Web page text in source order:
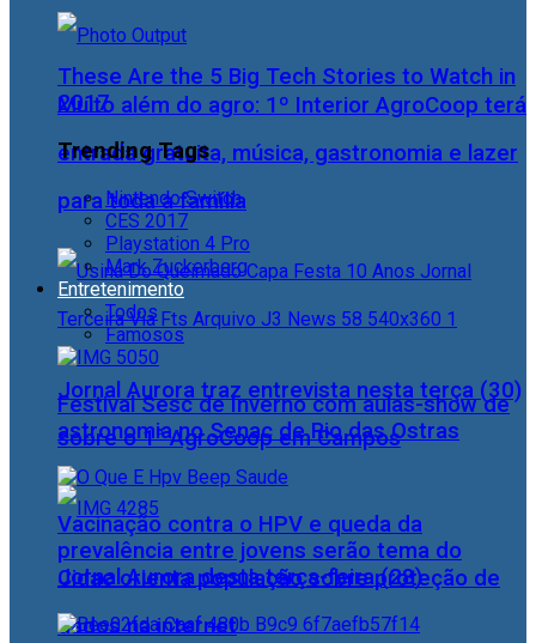
Muito além do agro: 1º Interior AgroCoop terá
entrada gratuita, música, gastronomia e lazer
para toda a família
Jornal Aurora traz entrevista nesta terça (30)
sobre o 1° AgroCoop em Campos
Cidac orienta população sobre proteção de
dados na internet
These Are the 5 Big Tech Stories to Watch in
2017
Trending Tags
Nintendo Switch
CES 2017
Playstation 4 Pro
Mark Zuckerberg
Entretenimento
Todos
Famosos
Festival Sesc de Inverno com aulas-show de
astronomia no Senac de Rio das Ostras
Vacinação contra o HPV e queda da
prevalência entre jovens serão tema do
Jornal Aurora desta terça-feira (28)